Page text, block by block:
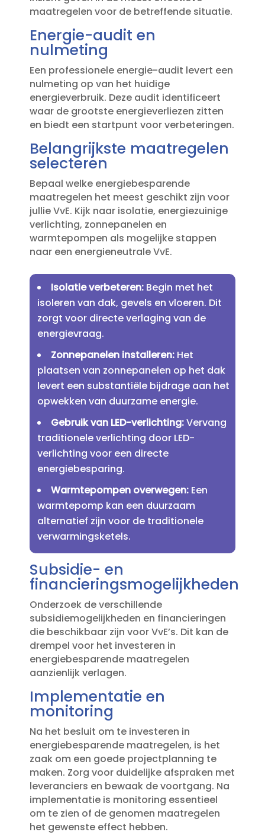
maatregelen voor de betreffende situatie.​
Energie-audit en
nulmeting
Een professionele energie-audit levert een
nulmeting op van het huidige
energieverbruik.​ Deze audit identificeert
waar de grootste energieverliezen zitten
en biedt een startpunt voor verbeteringen.​
Belangrijkste maatregelen
selecteren
Bepaal welke energiebesparende
maatregelen het meest geschikt zijn voor
jullie VvE.​ Kijk naar isolatie, energiezuinige
verlichting, zonnepanelen en
warmtepompen als mogelijke stappen
naar een energieneutrale VvE.​
Isolatie verbeteren:Begin met het
isoleren van dak, gevels en vloeren.​ Dit
zorgt voor directe verlaging van de
energievraag.​
Zonnepanelen installeren:Het
plaatsen van zonnepanelen op het dak
levert een substantiële bijdrage aan het
opwekken van duurzame energie.​
Gebruik van LED-verlichting:Vervang
traditionele verlichting door LED-
verlichting voor een directe
energiebesparing.​
Warmtepompen overwegen:Een
warmtepomp kan een duurzaam
alternatief zijn voor de traditionele
verwarmingsketels.​
Subsidie- en
financieringsmogelijkheden
Onderzoek de verschillende
subsidiemogelijkheden en financieringen
die beschikbaar zijn voor VvE’s.​ Dit kan de
drempel voor het investeren in
energiebesparende maatregelen
aanzienlijk verlagen.​
Implementatie en
monitoring
Na het besluit om te investeren in
energiebesparende maatregelen, is het
zaak om een goede projectplanning te
maken.​ Zorg voor duidelijke afspraken met
leveranciers en bewaak de voortgang.​ Na
implementatie is monitoring essentieel
om te zien of de genomen maatregelen
het gewenste effect hebben.​